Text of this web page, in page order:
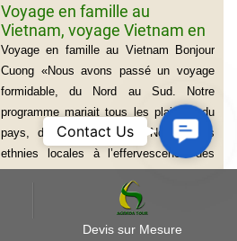
Voyage en famille au
Vietnam, voyage Vietnam en
famille de 15 jours, La famille
Edouard, Tele: 0612011750
Voyage en famille au Vietnam Bonjour
Cuong «Nous avons passé un voyage
formidable, du Nord au Sud. Notre
programme mariait tous les plaisirs du
pays, des montagnes du Nord et les
ethnies locales à l’effervescence des
Devis sur Mesure
Contact
Contact Us